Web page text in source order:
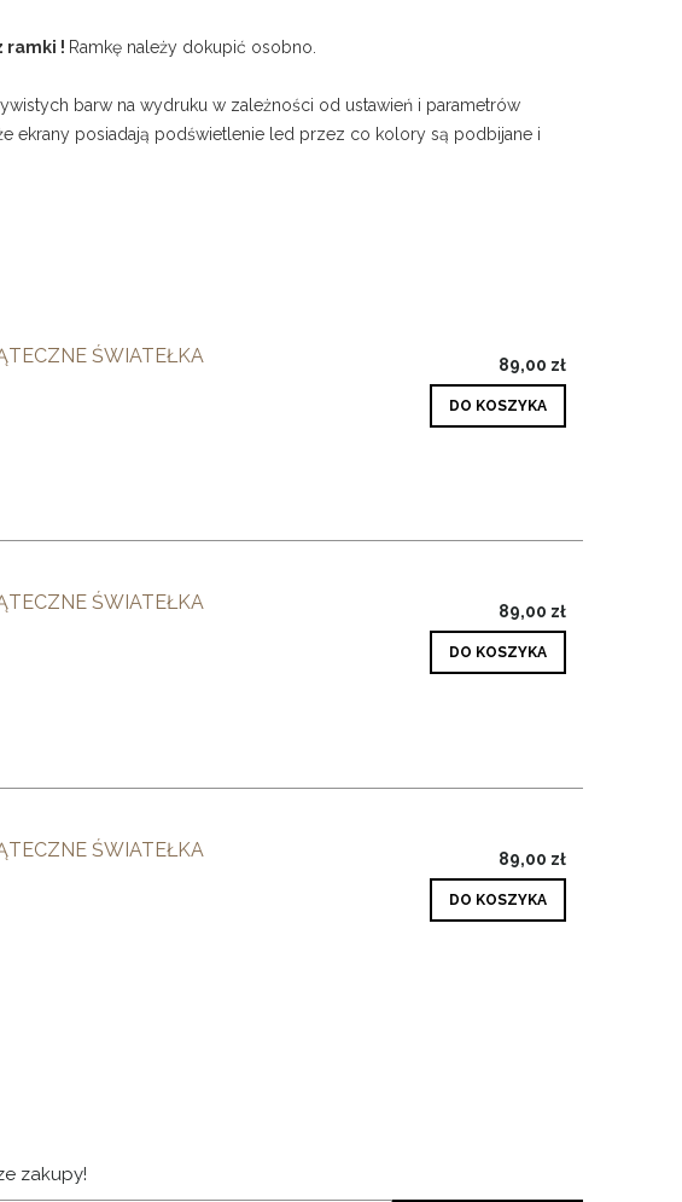
ramki ! Ramkę należy dokupić osobno.
barw na wydruku w zależności od ustawień i parametrów
ekrany posiadają podświetlenie led przez co kolory są podbijane i
ŚWIATEŁKA 89,00 zł
DO KOSZYKA
ŚWIATEŁKA
89,00 zł
DO KOSZYKA
ŚWIATEŁKA
89,00 zł
DO KOSZYKA
zakupy!